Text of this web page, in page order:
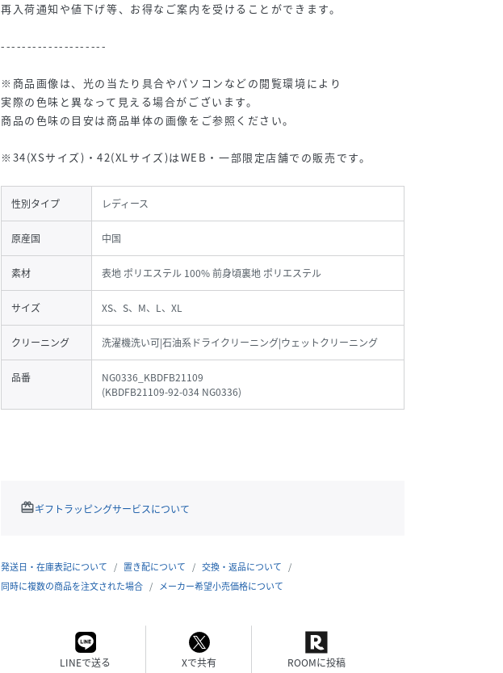
再入荷通知や値下げ等、お得なご案内を受けることができます。
--------------------
※商品画像は、光の当たり具合やパソコンなどの閲覧環境により
実際の色味と異なって見える場合がございます。
商品の色味の目安は商品単体の画像をご参照ください。
※34(XSサイズ)・42(XLサイズ)はWEB・一部限定店舗での販売です。
性別タイプ レディース
原産国 中国
素材 表地 ポリエステル 100% 前身頃裏地 ポリエステル
サイズ XS、S、M、L、XL
クリーニング 洗濯機洗い可|石油系ドライクリーニング|ウェットクリーニング
品番
NG0336_KBDFB21109
(KBDFB21109-92-034 NG0336)
redeemギフトラッピングサービスについて
発送日・在庫表記について 置き配について
交換・返品について
同時に複数の商品を注文された場合
メーカー希望小売価格について
LINEで送る Xで共有 ROOMに投稿